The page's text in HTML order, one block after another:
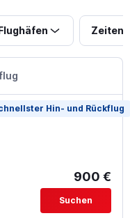
Zeiten
Hin- und Rückflug
900 €
Suchen